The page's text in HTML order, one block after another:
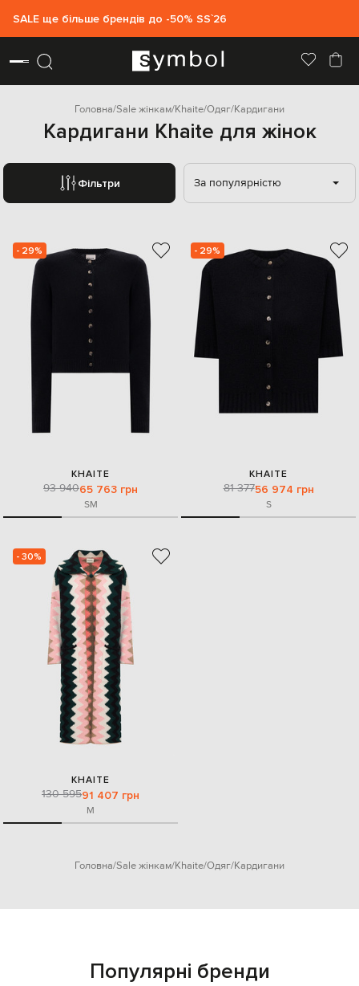
SALE ще більше брендів до -50% SS`26
Головна Sale жінкам Khaite Одяг Кардигани
Кардигани Khaite для жінок
Фільтри За популярністю
- 29%
KHAITE
93 94065 763 грн
SM
- 29%
KHAITE
81 37756 974 грн
S
- 30%
KHAITE
130 59591 407 грн
M
Головна Sale жінкам Khaite Одяг Кардигани
Популярні бренди